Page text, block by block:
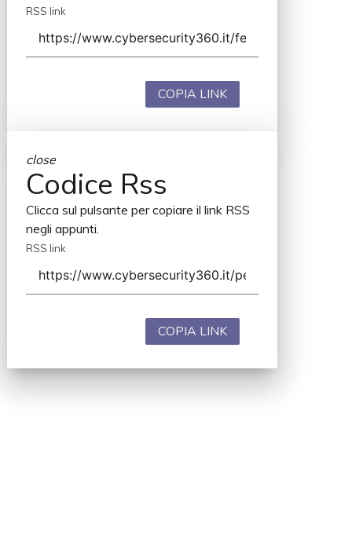
RSS link
COPIA LINK
close
Codice Rss
Clicca sul pulsante per copiare il link RSS
negli appunti.
RSS link
COPIA LINK